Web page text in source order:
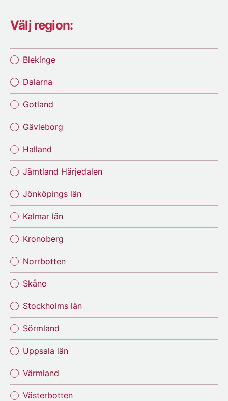
Välj region:
Blekinge
Dalarna
Gotland
Gävleborg
Halland
Jämtland Härjedalen
Jönköpings län
Kalmar län
Kronoberg
Norrbotten
Skåne
Stockholms län
Sörmland
Uppsala län
Värmland
Västerbotten